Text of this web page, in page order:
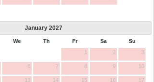
January 2027
We Th Fr Sa
Su
1
2 3
6 7 8 9 10
13 14 15 16 17